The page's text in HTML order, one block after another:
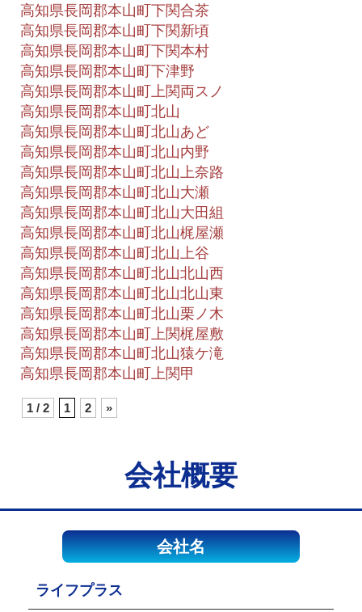
高知県長岡郡本山町下関合茶
高知県長岡郡本山町下関新頃
高知県長岡郡本山町下関本村
高知県長岡郡本山町下津野
高知県長岡郡本山町上関両スノ
高知県長岡郡本山町北山
高知県長岡郡本山町北山あど
高知県長岡郡本山町北山内野
高知県長岡郡本山町北山上奈路
高知県長岡郡本山町北山大瀬
高知県長岡郡本山町北山大田組
高知県長岡郡本山町北山梶屋瀬
高知県長岡郡本山町北山上谷
高知県長岡郡本山町北山北山西
高知県長岡郡本山町北山北山東
高知県長岡郡本山町北山栗ノ木
高知県長岡郡本山町上関梶屋敷
高知県長岡郡本山町北山猿ケ滝
高知県長岡郡本山町上関甲
1 / 2 1 2 »
会社概要
会社名
ライフプラス